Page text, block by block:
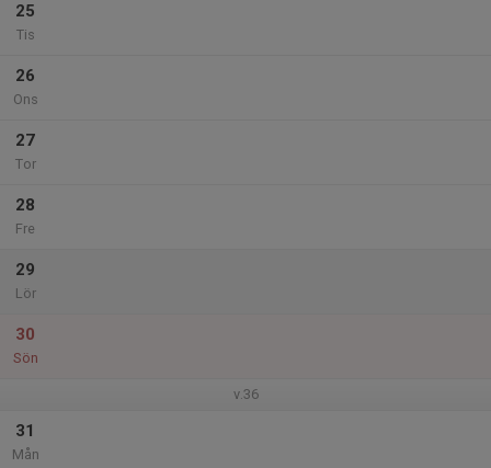
25
Tis
26
Ons
27
Tor
28
Fre
29
Lör
30
Sön
v.36
31
Mån